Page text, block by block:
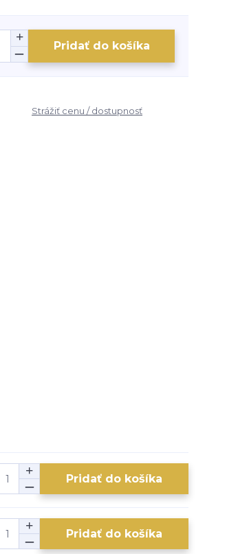
Pridať do košíka
Strážiť cenu / dostupnosť
Pridať do košíka
Pridať do košíka